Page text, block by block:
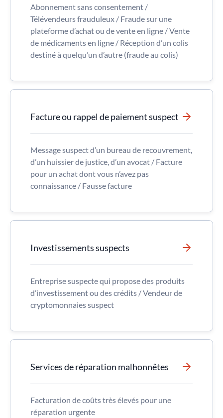
Abonnement sans consentement /
Télévendeurs frauduleux / Fraude sur une
plateforme d’achat ou de vente en ligne / Vente
de médicaments en ligne / Réception d’un colis
destiné à quelqu’un d’autre (fraude au colis)
Facture ou rappel de paiement suspect
Message suspect d’un bureau de recouvrement,
d’un huissier de justice, d’un avocat / Facture
pour un achat dont vous n’avez pas
connaissance / Fausse facture
Investissements suspects
Entreprise suspecte qui propose des produits
d’investissement ou des crédits / Vendeur de
cryptomonnaies suspect
Services de réparation malhonnêtes
Facturation de coûts très élevés pour une
réparation urgente